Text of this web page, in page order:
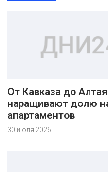
От Кавказа до
наращивают долю
апартаментов
30 июля 2026